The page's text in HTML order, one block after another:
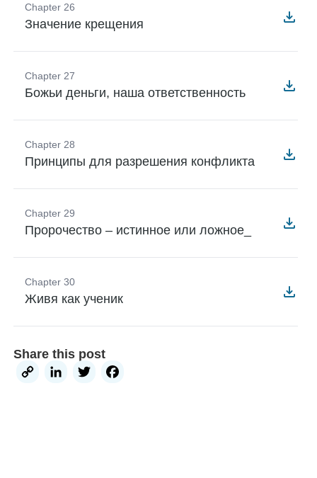
Chapter 26
Значение крещения
Chapter 27
Божьи деньги, наша ответственность
Chapter 28
Принципы для разрешения конфликта
Chapter 29
Пророчество – истинное или ложное_
Chapter 30
Живя как ученик
Share this post
CopyLinkedIn
Twitter